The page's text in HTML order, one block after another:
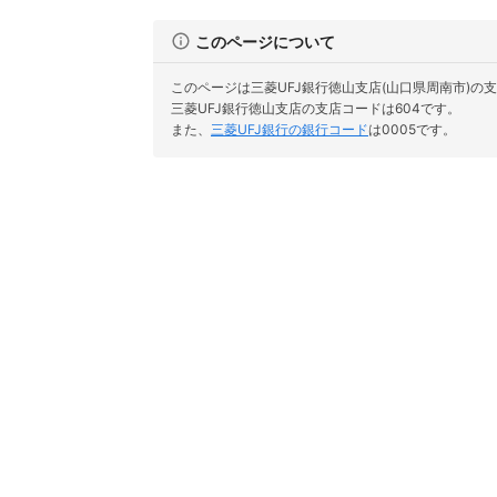
このページについて
このページは三菱UFJ銀行徳山支店(山口県周南市)の支
三菱UFJ銀行徳山支店の支店コードは604です。
また、 三菱UFJ銀行の銀行コードは0005です。